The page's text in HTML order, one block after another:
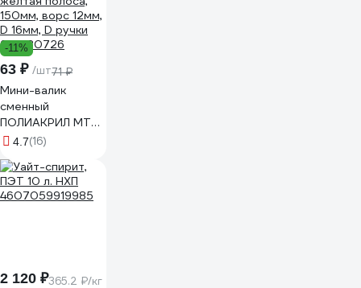
-11%
63 ₽ /шт71 ₽
Мини-валик
сменный
ПОЛИАКРИЛ MTX
желтая полоса,
D 16мм, D ручки
6мм 80726
4.7(16)
2 120 ₽365.2 ₽/кг